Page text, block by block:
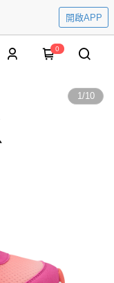
開啟APP
0
1/10